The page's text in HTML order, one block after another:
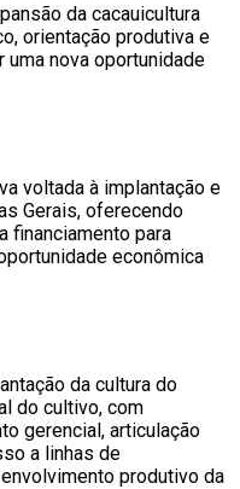
da cacauicultura
orientação produtiva e
nova oportunidade
voltada à implantação e
Gerais, oferecendo
financiamento para
econômica
da cultura do
do cultivo, com
gerencial, articulação
a linhas de
produtivo da